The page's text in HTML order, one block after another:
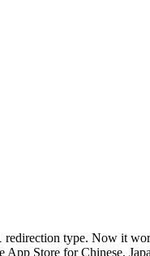
redirection type. Now it
Store for Chinese,